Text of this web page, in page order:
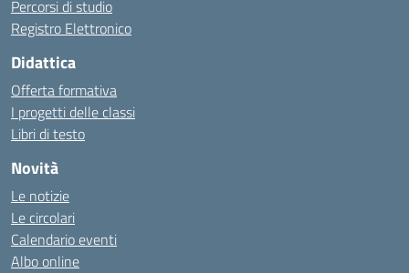
Percorsi di studio
Registro Elettronico
Didattica
Offerta formativa
I progetti delle classi
Libri di testo
Novità
Le notizie
Le circolari
Calendario eventi
Albo online